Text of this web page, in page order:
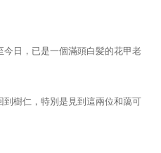
日，已是一個滿頭白髪的花甲老
樹仁，特別是見到這兩位和藹可